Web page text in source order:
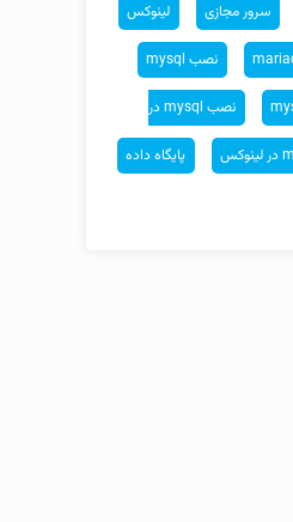
سرور مجازی لینوکس
نصب mysql
نصب mysql در
پایگاه داده